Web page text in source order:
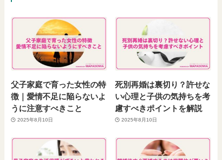
父子家庭で育った女性の特
徴｜愛情不足に陥らないよ
うに注意すべきこと
2025年8月10日
死別再婚は裏切り？許せな
い心理と子供の気持ちを考
慮すべきポイントを解説
2025年8月10日